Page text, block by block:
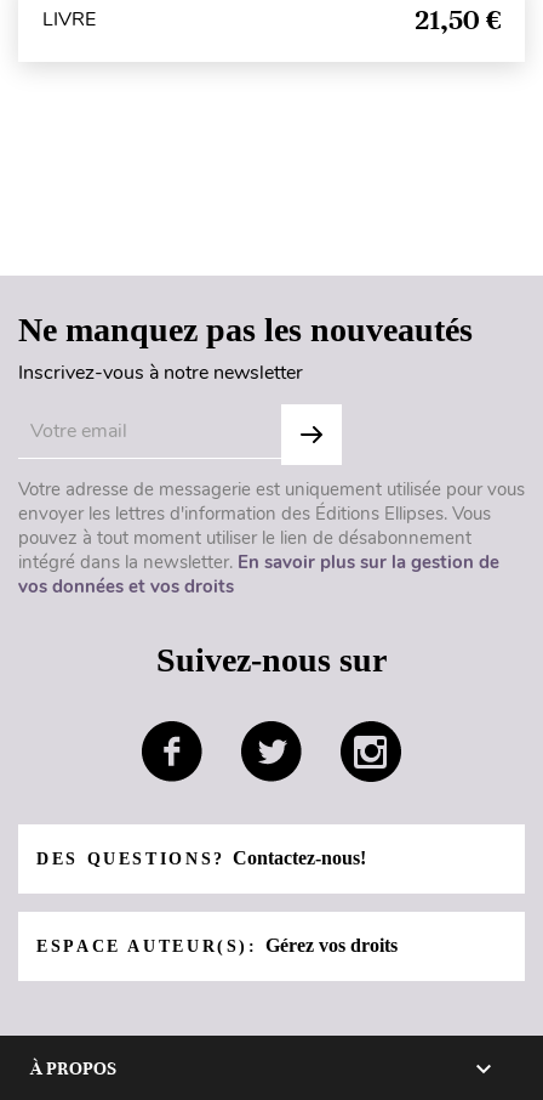
LIVRE 21,50 €
Ne manquez pas les nouveautés
Inscrivez-vous à notre newsletter
Votre adresse de messagerie est uniquement utilisée pour vous
envoyer les lettres d'information des Éditions Ellipses. Vous
pouvez à tout moment utiliser le lien de désabonnement
intégré dans la newsletter. En savoir plus sur la gestion de
vos données et vos droits
Suivez-nous sur
DES QUESTIONS?Contactez-nous!
ESPACE AUTEUR(S):Gérez vos droits
À PROPOS 